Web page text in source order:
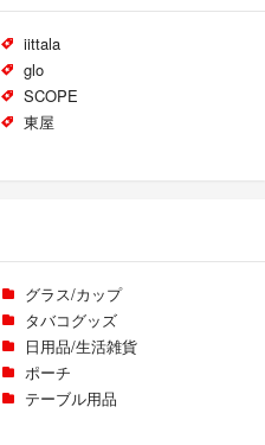
iittala
glo
SCOPE
東屋
グラス/カップ
タバコグッズ
日用品/生活雑貨
ポーチ
テーブル用品